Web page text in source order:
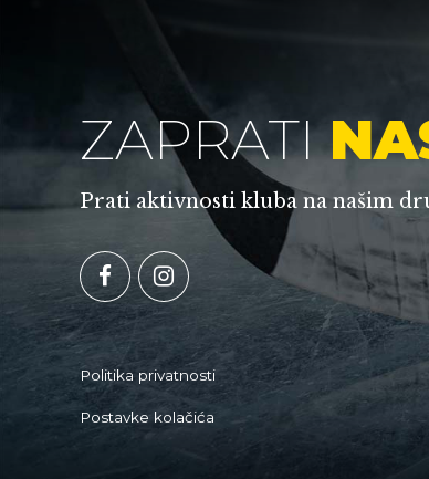
ZAPRATI
Prati aktivnosti kluba na našim
Politika privatnosti
Postavke kolačića